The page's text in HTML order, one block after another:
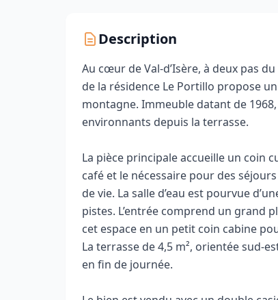
Description
Au cœur de Val-d’Isère, à deux pas
de la résidence Le Portillo propose
montagne. Immeuble datant de
environnants depuis la terrasse.
La pièce principale accueille un coin
café et le nécessaire pour des
de vie. La salle d’eau est pourvue
pistes. L’entrée comprend un grand
cet espace en un petit coin cabine
La terrasse de 4,5 m², orientée sud-
en fin de journée.